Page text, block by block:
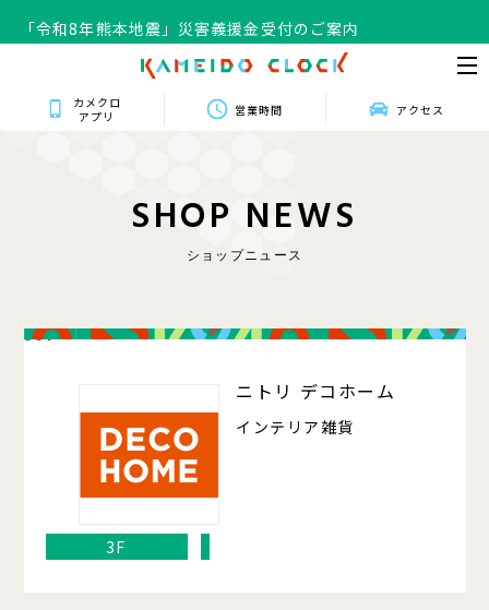
「令和8年熊本地震」災害義援金受付のご案内
カメクロ
アプリ
営業時間 アクセス
SHOP NEWS
ショップニュース
301
ニトリ デコホーム
インテリア雑貨
3F